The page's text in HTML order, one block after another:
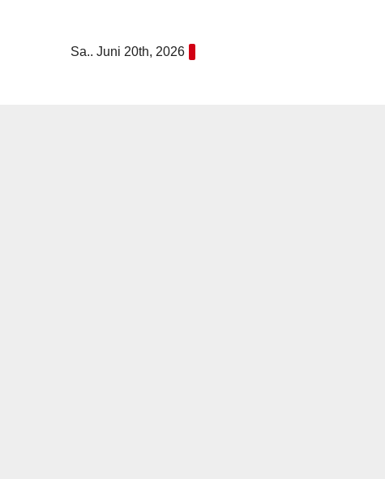
Sa.. Juni 20th, 2026